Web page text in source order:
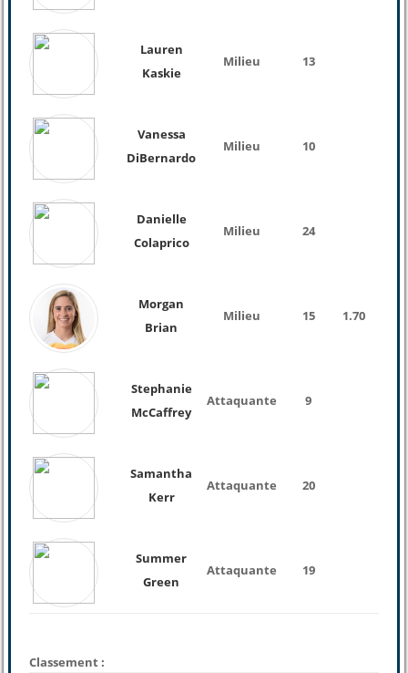
Lauren
Kaskie
Milieu 13
Vanessa
DiBernardo
Milieu 10
Danielle
Colaprico
Milieu 24
Morgan
Brian
Milieu 15 1.70
Stephanie
McCaffrey
Attaquante 9
Samantha
Kerr
Attaquante 20
Summer
Green
Attaquante 19
Classement :